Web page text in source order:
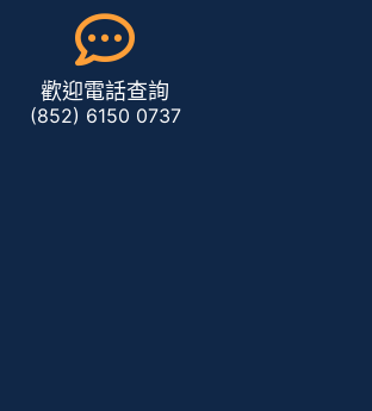
歡迎電話查詢
(852) 6150 0737